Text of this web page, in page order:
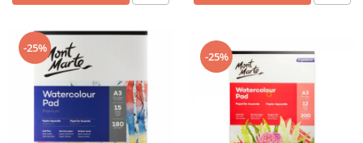
-25%
-25%